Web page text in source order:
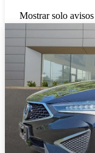
Mostrar solo